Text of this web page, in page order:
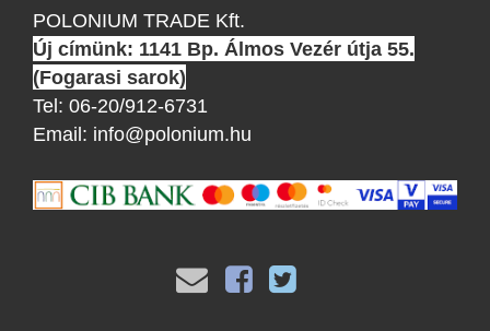
POLONIUM TRADE Kft.
Új címünk: 1141 Bp. Álmos Vezér útja 55.
(Fogarasi sarok)
Tel: 06-20/912-6731
Email: info@polonium.hu